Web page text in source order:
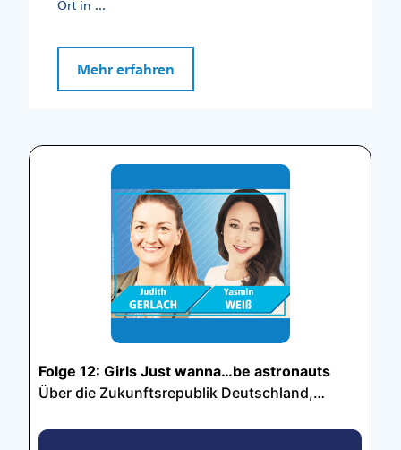
Ort in ...
Mehr erfahren